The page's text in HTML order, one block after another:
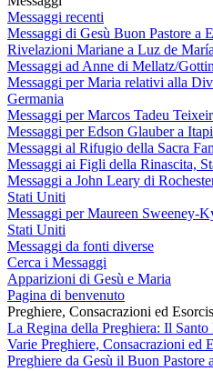
Messaggi recenti
Messaggi di Gesù Buon Pastore a
Rivelazioni Mariane a Luz de
Messaggi ad Anne di Mellatz/
Messaggi per Maria relativi alla
Germania
Messaggi per Marcos Tadeu
Messaggi per Edson Glauber a
Messaggi al Rifugio della Sacra
Messaggi ai Figli della Rinascita,
Messaggi a John Leary di
Stati Uniti
Messaggi per Maureen Sweeney-
Stati Uniti
Messaggi da fonti diverse
Cerca i Messaggi
Apparizioni di Gesù e Maria
Pagina di benvenuto
Preghiere, Consacrazioni ed
La Regina della Preghiera: Il Santo
Varie Preghiere, Consacrazioni ed
Preghiere da Gesù il Buon Pastore